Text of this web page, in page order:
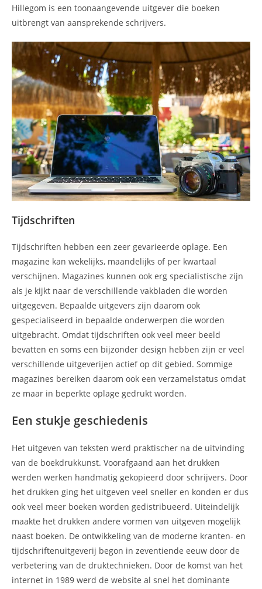
Hillegom is een toonaangevende uitgever die boeken
uitbrengt van aansprekende schrijvers.
Tijdschriften
Tijdschriften hebben een zeer gevarieerde oplage. Een
magazine kan wekelijks, maandelijks of per kwartaal
verschijnen. Magazines kunnen ook erg specialistische zijn
als je kijkt naar de verschillende vakbladen die worden
uitgegeven. Bepaalde uitgevers zijn daarom ook
gespecialiseerd in bepaalde onderwerpen die worden
uitgebracht. Omdat tijdschriften ook veel meer beeld
bevatten en soms een bijzonder design hebben zijn er veel
verschillende uitgeverijen actief op dit gebied. Sommige
magazines bereiken daarom ook een verzamelstatus omdat
ze maar in beperkte oplage gedrukt worden.
Een stukje geschiedenis
Het uitgeven van teksten werd praktischer na de uitvinding
van de boekdrukkunst. Voorafgaand aan het drukken
werden werken handmatig gekopieerd door schrijvers. Door
het drukken ging het uitgeven veel sneller en konden er dus
ook veel meer boeken worden gedistribueerd. Uiteindelijk
maakte het drukken andere vormen van uitgeven mogelijk
naast boeken. De ontwikkeling van de moderne kranten- en
tijdschriftenuitgeverij begon in zeventiende eeuw door de
verbetering van de druktechnieken. Door de komst van het
internet in 1989 werd de website al snel het dominante